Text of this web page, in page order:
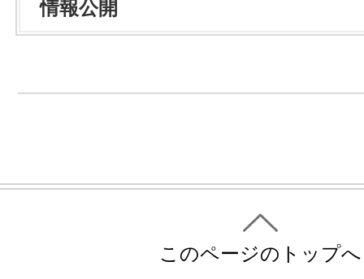
情報公開
このページのトップへ